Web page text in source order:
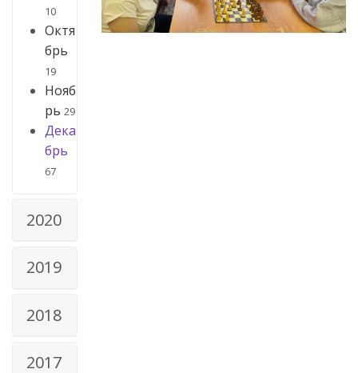
10
Октя
брь
19
Нояб
рь 29
Дека
брь
67
2020
2019
2018
2017